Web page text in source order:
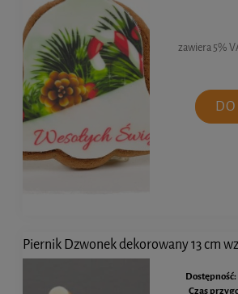
zawiera 5%
Piernik Dzwonek dekorowany 13 cm
Dostępność:
Czas